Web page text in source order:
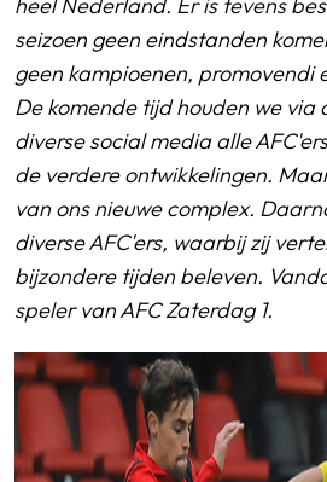
seizoen geen eindstanden
geen kampioenen, promovendi
De komende tijd houden we via
diverse social media alle
de verdere ontwikkelingen.
van ons nieuwe complex.
diverse AFC'ers, waarbij zij
bijzondere tijden beleven.
speler van AFC Zaterdag 1.